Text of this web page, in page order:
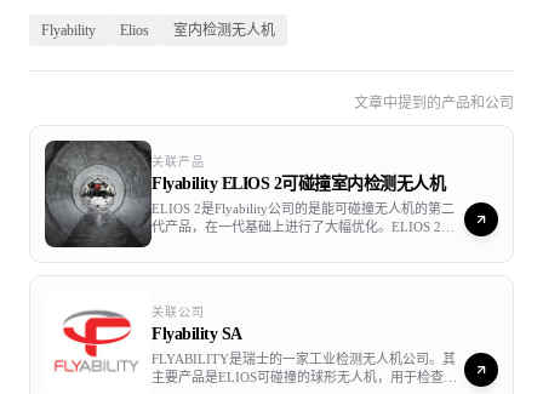
“每项检查都有其独特的挑战，为了让检查员在现场有能力
自己做出判断，必须对API检查员进行严格的培训。 如果
API认证的检查员在检查过程中对RVI或任何其他工具做出
了判断，那么这些判断都应该是是根据他们的高水平的知
识和经验所得出的结论。”
——Suzanne Lemieux，API中游以及行业运营小组经理
Flyability Elios 室内检测无人机
文章中提到的产品和公司
关联产品
Flyability ELIOS 2可碰撞室内检测无人机
ELIOS 2是Flyability公司的是能可碰撞无人机的第二
代产品，在一代基础上进行了大幅优化。ELIOS 2配
支持4K高清实时视频查看，一台FLIR的热成像相机，
使穿越肮脏的地方,也不会迷失目标。
关联公司
Flyability SA
FLYABILITY是瑞士的一家工业检测无人机公司。其
主要产品是ELIOS可碰撞的球形无人机，用于检查无